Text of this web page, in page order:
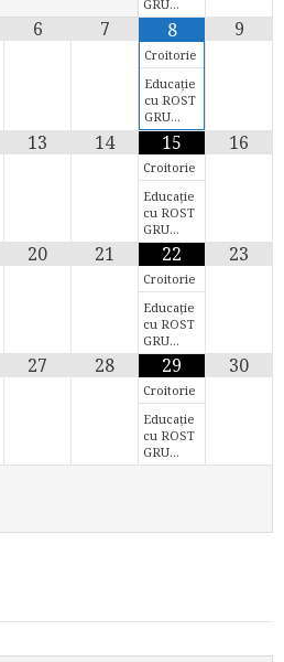
GRU…
6 7 8
Croitorie
Educație
cu ROST
GRU…
9
13 14 15
Croitorie
Educație
cu ROST
GRU…
16
20 21 22
Croitorie
Educație
cu ROST
GRU…
23
27 28 29
Croitorie
Educație
cu ROST
GRU…
30